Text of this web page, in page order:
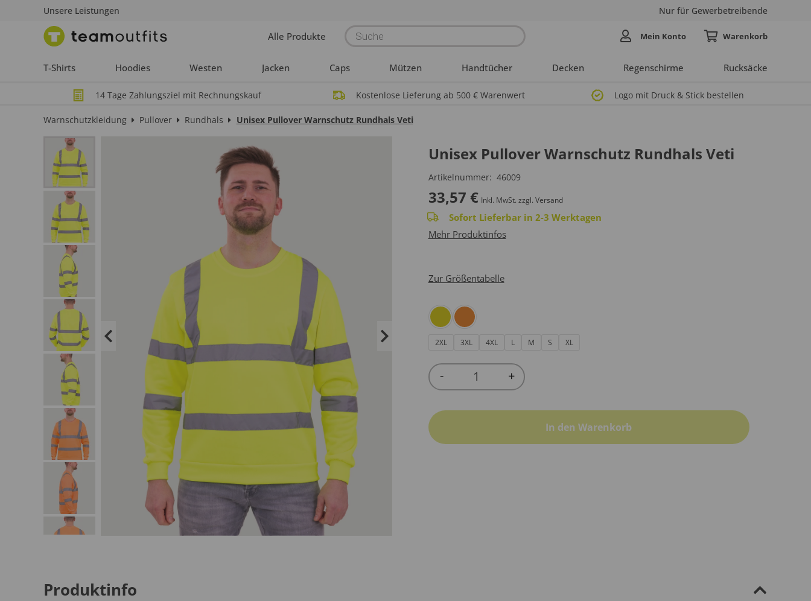
Unsere Leistungen Nur für Gewerbetreibende
Alle Produkte Products
search
T-Shirts Hoodies Westen Jacken Caps Mützen Handtücher Decken Regenschirme Rucksäcke
Mein Konto
14 Tage Zahlungsziel mit Rechnungskauf Kostenlose Lieferung ab 500 € Warenwert Logo mit Druck & Stick bestellen
Warnschutzkleidung Pullover Rundhals Unisex Pullover Warnschutz Rundhals Veti
Unisex Pullover Warnschutz Rundhals Veti
Artikelnummer: 46009
33,57 € Inkl. MwSt. zzgl. Versand
Sofort Lieferbar in 2-3 Werktagen
Mehr Produktinfos
Zur Größentabelle
2XL 3XL 4XL L M S XL
Quantity
- +
In den Warenkorb
Produktinfo